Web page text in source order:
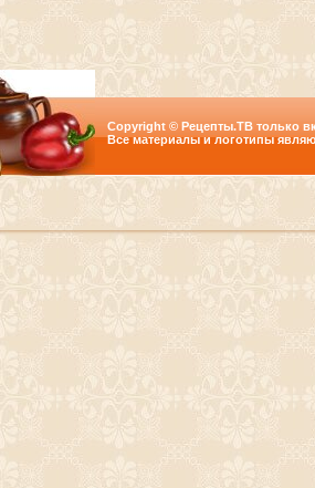
Copyright © Рецепты.ТВ только
Все материалы и логотипы